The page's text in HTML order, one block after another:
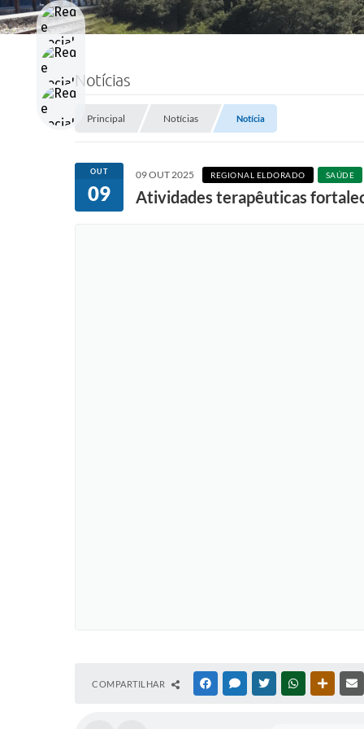
Notícias
Principal Notícias Notícia
OUT
09
09 OUT 2025 REGIONAL ELDORADO SAÚDE
Atividades terapêuticas
COMPARTILHAR FACEBOOKMESSENGER
TWITTERWHATSAPP